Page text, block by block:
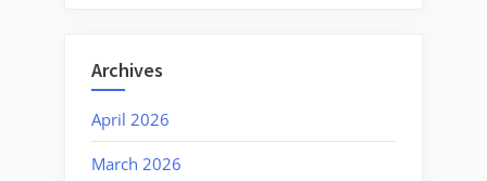
Archives
April 2026
March 2026